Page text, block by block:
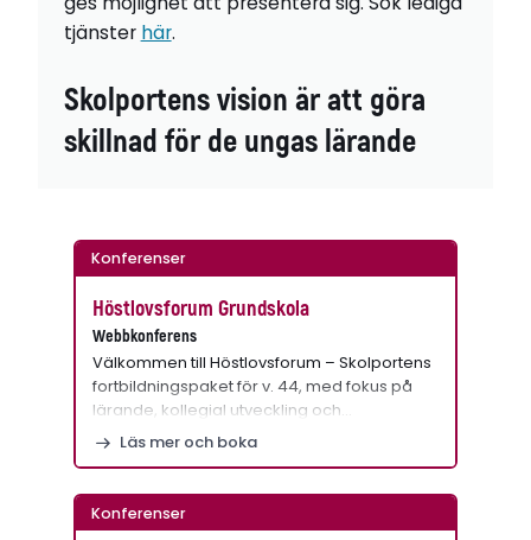
tjänster här.
Skolportens vision är att göra
skillnad för de ungas lärande
Konferenser
Höstlovsforum Grundskola
Webbkonferens
Välkommen till Höstlovsforum – Skolportens
fortbildningspaket för v. 44, med fokus på
lärande, kollegial utveckling och…
Läs mer och boka
Konferenser